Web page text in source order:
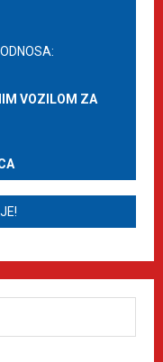
VOZILOM ZA